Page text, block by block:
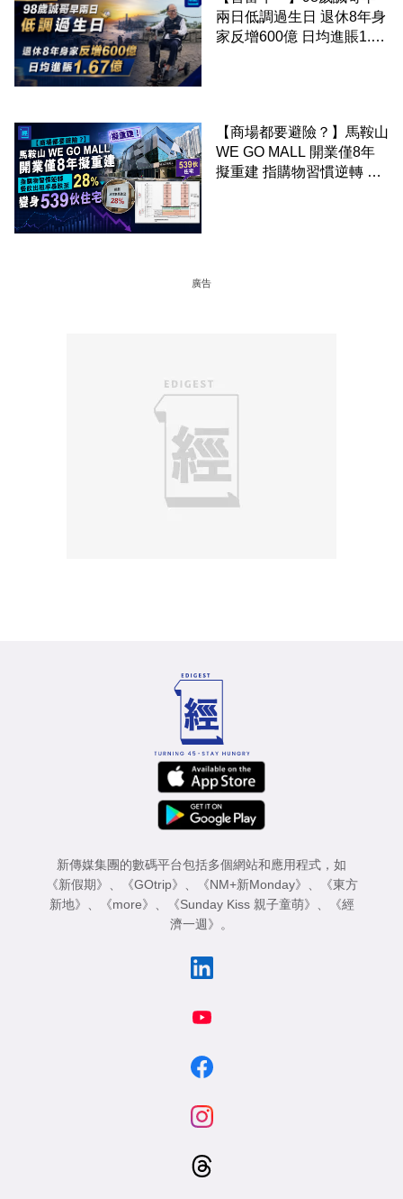
兩日低調過生日 退休8年身
家反增600億 日均進賬1.67
【商場都要避險？】馬鞍山
WE GO MALL 開業僅8年
擬重建 指購物習慣逆轉 餐
廣告
新傳媒集團的數碼平台包括多個網站和應用程式，如
《新假期》
《GOtrip》 《NM+新Monday》
《東方
新地》
《more》 《Sunday Kiss 親子童萌》
《經
濟一週》
。